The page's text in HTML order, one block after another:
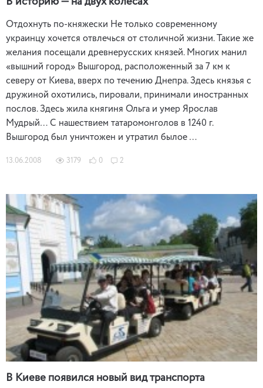
Отдохнуть по-княжески Не только современному
украинцу хочется отвлечься от столичной жизни. Такие же
желания посещали древнерусских князей. Многих манил
«вышний город» Вышгород, расположенный за 7 км к
северу от Киева, вверх по течению Днепра. Здесь князья с
дружиной охотились, пировали, принимали иностранных
послов. Здесь жила княгиня Ольга и умер Ярослав
Мудрый… С нашествием татаромонголов в 1240 г.
Вышгород был уничтожен и утратил былое …
13.06.2008 3179 0 2
В Киеве появился новый вид транспорта